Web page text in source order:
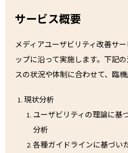
サービス概要
メディアユーザビリティ改善サ
ップに沿って実施します。下記
スの状況や体制に合わせて、臨
現状分析
ユーザビリティの理論に基
分析
各種ガイドラインに基づい